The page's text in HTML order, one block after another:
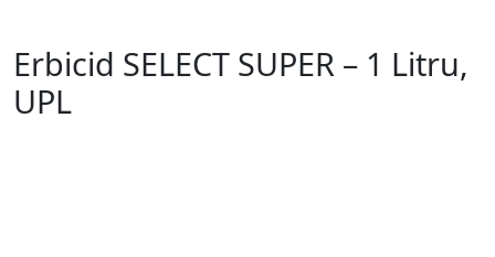
Erbicid SELECT SUPER – 1 Litru,
UPL